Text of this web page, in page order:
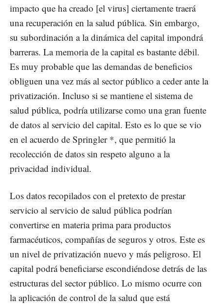
impacto que ha creado [el virus] ciertamente traerá
una recuperación en la salud pública. Sin embargo,
su subordinación a la dinámica del capital impondrá
barreras. La memoria de la capital es bastante débil.
Es muy probable que las demandas de beneficios
obliguen una vez más al sector público a ceder ante la
privatización. Incluso si se mantiene el sistema de
salud pública, podría utilizarse como una gran fuente
de datos al servicio del capital. Esto es lo que se vio
en el acuerdo de Springler *, que permitió la
recolección de datos sin respeto alguno a la
privacidad individual.
Los datos recopilados con el pretexto de prestar
servicio al servicio de salud pública podrían
convertirse en materia prima para productos
farmacéuticos, compañías de seguros y otros. Este es
un nivel de privatización nuevo y más peligroso. El
capital podrá beneficiarse escondiéndose detrás de las
estructuras del sector público. Lo mismo ocurre con
la aplicación de control de la salud que está